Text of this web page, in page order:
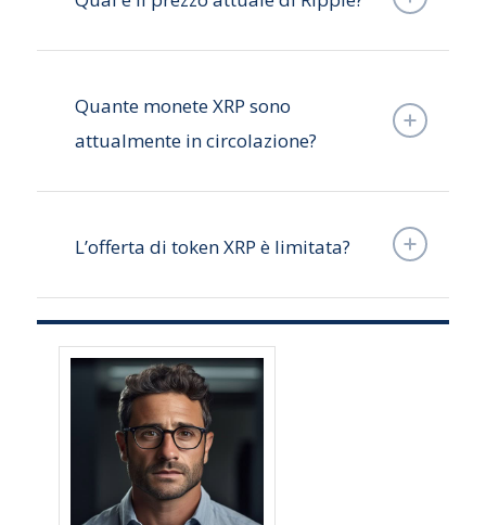
Quante monete XRP sono
attualmente in circolazione?
L’offerta di token XRP è limitata?